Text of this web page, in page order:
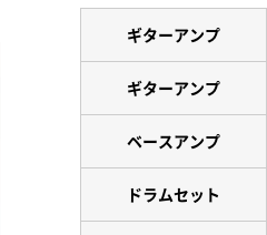
ギターアンプ
ギターアンプ
ベースアンプ
ドラムセット